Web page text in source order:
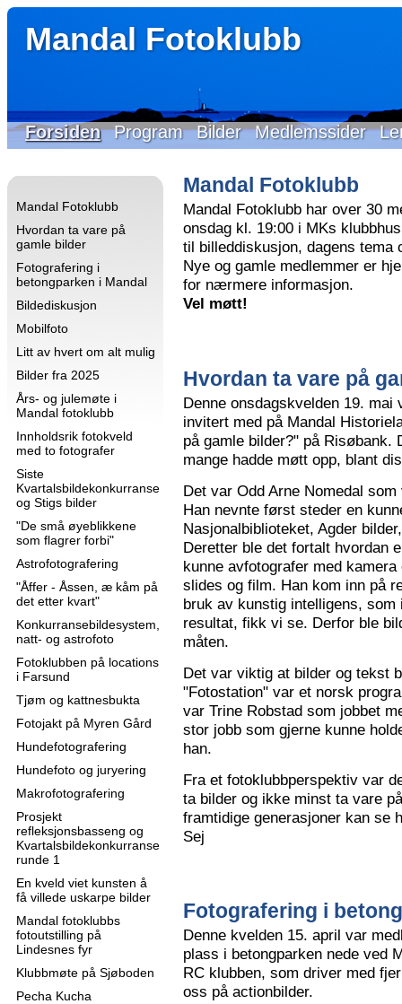
Mandal Fotoklubb
Forsiden Program Bilder Medlemssider
Mandal Fotoklubb
Hvordan ta vare på
gamle bilder
Fotografering i
betongparken i Mandal
Bildediskusjon
Mobilfoto
Litt av hvert om alt mulig
Bilder fra 2025
Års- og julemøte i
Mandal fotoklubb
Innholdsrik fotokveld
med to fotografer
Siste
Kvartalsbildekonkurranse
og Stigs bilder
"De små øyeblikkene
som flagrer forbi"
Astrofotografering
"Åffer - Åssen, æ kåm på
det etter kvart"
Konkurransebildesystem,
natt- og astrofoto
Fotoklubben på locations
i Farsund
Tjøm og kattnesbukta
Fotojakt på Myren Gård
Hundefotografering
Hundefoto og juryering
Makrofotografering
Prosjekt
refleksjonsbasseng og
Kvartalsbildekonkurranse
runde 1
En kveld viet kunsten å
få villede uskarpe bilder
Mandal fotoklubbs
fotoutstilling på
Lindesnes fyr
Klubbmøte på Sjøboden
Pecha Kucha
Mandal Fotoklubb
Mandal Fotoklubb har over 30
onsdag kl. 19:00 i MKs
til billeddiskusjon, dagens
Nye og gamle medlemmer er
for nærmere informasjon.
Vel møtt!
Hvordan ta vare på
Denne onsdagskvelden 19.
invitert med på Mandal
på gamle bilder?" på
mange hadde møtt opp, blant
Det var Odd Arne Nomedal
Han nevnte først steder en
Nasjonalbiblioteket, Agder
Deretter ble det fortalt hvordan
kunne avfotografer med
slides og film. Han kom inn på
bruk av kunstig intelligens,
resultat, fikk vi se. Derfor ble
måten.
Det var viktig at bilder og tekst
"Fotostation" var et norsk
var Trine Robstad som jobbet
stor jobb som gjerne kunne
han.
Fra et fotoklubbperspektiv var
ta bilder og ikke minst ta vare
framtidige generasjoner kan se
Sej
Fotografering i
Denne kvelden 15. april var
plass i betongparken nede ved
RC klubben, som driver med
oss på actionbilder.